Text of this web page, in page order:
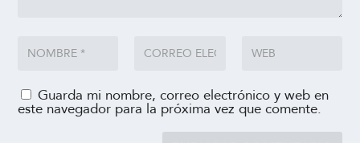
Guarda mi nombre, correo electrónico y web en
este navegador para la próxima vez que comente.